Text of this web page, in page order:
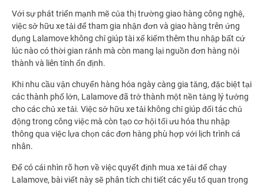
Với sự phát triển mạnh mẽ của thị trường giao hàng công nghệ,
việc sở hữu xe tải để tham gia nhận đơn và giao hàng trên ứng
dụng Lalamove không chỉ giúp tài xế kiếm thêm thu nhập bất cứ
lúc nào có thời gian rảnh mà còn mang lại nguồn đơn hàng nội
thành và liên tỉnh ổn định.
Khi nhu cầu vận chuyển hàng hóa ngày càng gia tăng, đặc biệt tại
các thành phố lớn, Lalamove đã trở thành một nền tảng lý tưởng
cho các chủ xe tải. Việc sở hữu xe tải không chỉ giúp đối tác chủ
động trong công việc mà còn tạo cơ hội tối ưu hóa thu nhập
thông qua việc lựa chọn các đơn hàng phù hợp với lịch trình cá
nhân.
Để có cái nhìn rõ hơn về việc quyết định mua xe tải để chạy
Lalamove, bài viết này sẽ phân tích chi tiết các yếu tố quan trọng